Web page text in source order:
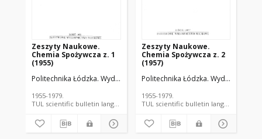
Zeszyty Naukowe.
Chemia Spożywcza z. 1
(1955)
Politechnika Łódzka. Wydzial Chemii Spożywczej. Chitruk, Wiktor. Red.
1955-1979.
TUL scientific bulletin language document
Zeszyty Naukowe.
Chemia Spożywcza z. 2
(1957)
Politechnika Łódzka. Wydzial
1955-1979.
TUL scientific bulletin language